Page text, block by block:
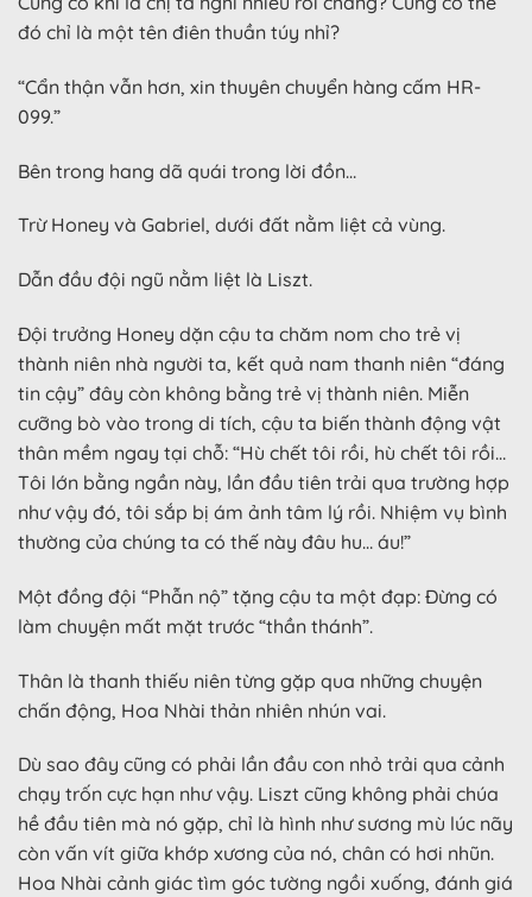
đó chỉ là một tên điên thuần túy nhỉ?
“Cẩn thận vẫn hơn, xin thuyên chuyển hàng cấm HR-
099.”
Bên trong hang dã quái trong lời đồn…
Trừ Honey và Gabriel, dưới đất nằm liệt cả vùng.
Dẫn đầu đội ngũ nằm liệt là Liszt.
Đội trưởng Honey dặn cậu ta chăm nom cho trẻ vị
thành niên nhà người ta, kết quả nam thanh niên “đáng
tin cậy” đây còn không bằng trẻ vị thành niên. Miễn
cưỡng bò vào trong di tích, cậu ta biến thành động vật
thân mềm ngay tại chỗ: “Hù chết tôi rồi, hù chết tôi rồi…
Tôi lớn bằng ngần này, lần đầu tiên trải qua trường hợp
như vậy đó, tôi sắp bị ám ảnh tâm lý rồi. Nhiệm vụ bình
thường của chúng ta có thế này đâu hu… áu!”
Một đồng đội “Phẫn nộ” tặng cậu ta một đạp: Đừng có
làm chuyện mất mặt trước “thần thánh”.
Thân là thanh thiếu niên từng gặp qua những chuyện
chấn động, Hoa Nhài thản nhiên nhún vai.
Dù sao đây cũng có phải lần đầu con nhỏ trải qua cảnh
chạy trốn cực hạn như vậy. Liszt cũng không phải chúa
hề đầu tiên mà nó gặp, chỉ là hình như sương mù lúc nãy
còn vấn vít giữa khớp xương của nó, chân có hơi nhũn.
Hoa Nhài cảnh giác tìm góc tường ngồi xuống, đánh giá